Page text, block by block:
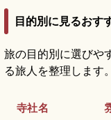
目的別に見るおす
旅の目的別に選びや
る旅人を整理します。
寺社名